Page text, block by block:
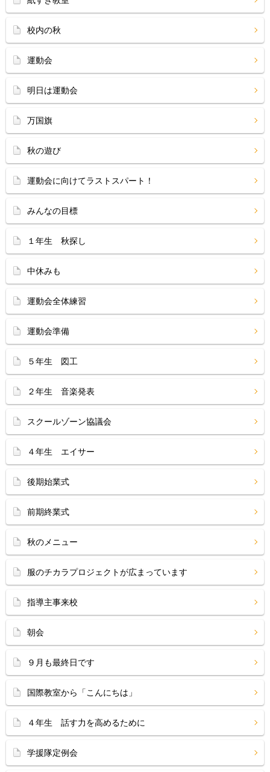
校内の秋
運動会
明日は運動会
万国旗
秋の遊び
運動会に向けてラストスパート！
みんなの目標
１年生 秋探し
中休みも
運動会全体練習
運動会準備
５年生 図工
２年生 音楽発表
スクールゾーン協議会
４年生 エイサー
後期始業式
前期終業式
秋のメニュー
服のチカラプロジェクトが広まっています
指導主事来校
朝会
９月も最終日です
国際教室から「こんにちは」
４年生 話す力を高めるために
学援隊定例会